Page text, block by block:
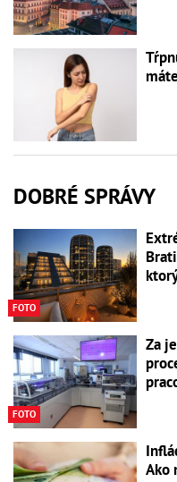
DOBRÉ SPRÁVY
FOTO
FOTO
Za
Ako